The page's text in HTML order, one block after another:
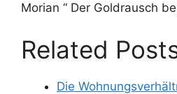
Morian “ Der Goldrausch
Related
Die